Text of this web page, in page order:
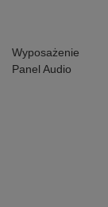
Wyposażenie
Panel Audio